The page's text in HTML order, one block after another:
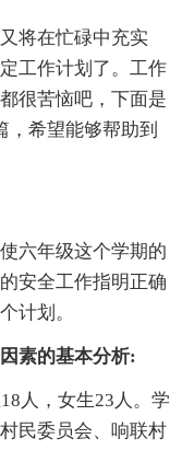
将在忙碌中充实
工作计划了。工作
很苦恼吧，下面是
，希望能够帮助到
六年级这个学期的
安全工作指明正确
计划。
素的基本分析:
人，女生23人。学
民委员会、响联村